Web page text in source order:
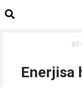
01
Enerjisa